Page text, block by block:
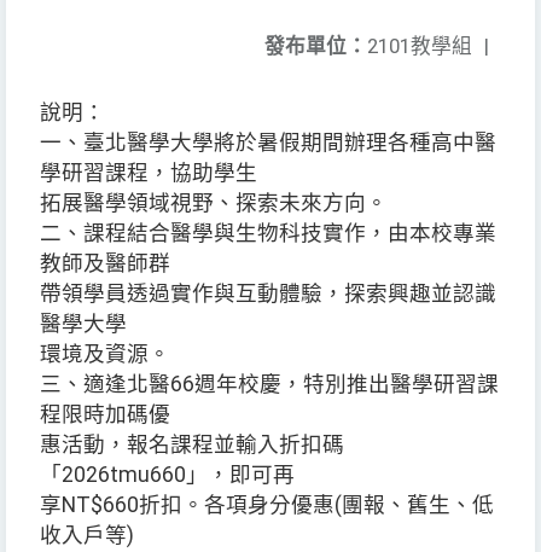
發布單位： 2101教學組 |
說明：
一、臺北醫學大學將於暑假期間辦理各種高中醫
學研習課程，協助學生
拓展醫學領域視野、探索未來方向。
二、課程結合醫學與生物科技實作，由本校專業
教師及醫師群
帶領學員透過實作與互動體驗，探索興趣並認識
醫學大學
環境及資源。
三、適逢北醫66週年校慶，特別推出醫學研習課
程限時加碼優
惠活動，報名課程並輸入折扣碼
「2026tmu660」，即可再
享NT$660折扣。各項身分優惠(團報、舊生、低
收入戶等)